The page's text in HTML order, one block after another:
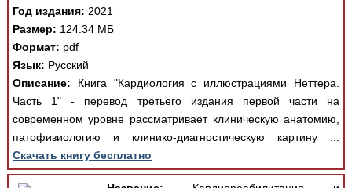
Год издания: 2021
Размер: 124.34 МБ
Формат: pdf
Язык: Русский
Описание: Книга "Кардиология с иллюстрациями Неттера.
Часть 1" - перевод третьего издания первой части на
современном уровне рассматривает клиническую анатомию,
патофизиологию и клинико-диагностическую картину ...
Скачать книгу бесплатно